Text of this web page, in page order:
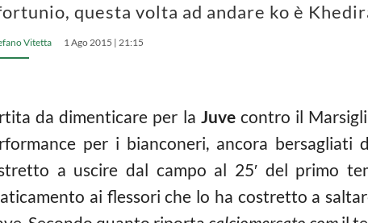
questa volta ad andare ko è
Vitetta 1 Ago 2015 | 21:15
da dimenticare per la Juvecontro il
per i bianconeri, ancora
a uscire dal campo al 25′ del primo
ai flessori che lo ha costretto a